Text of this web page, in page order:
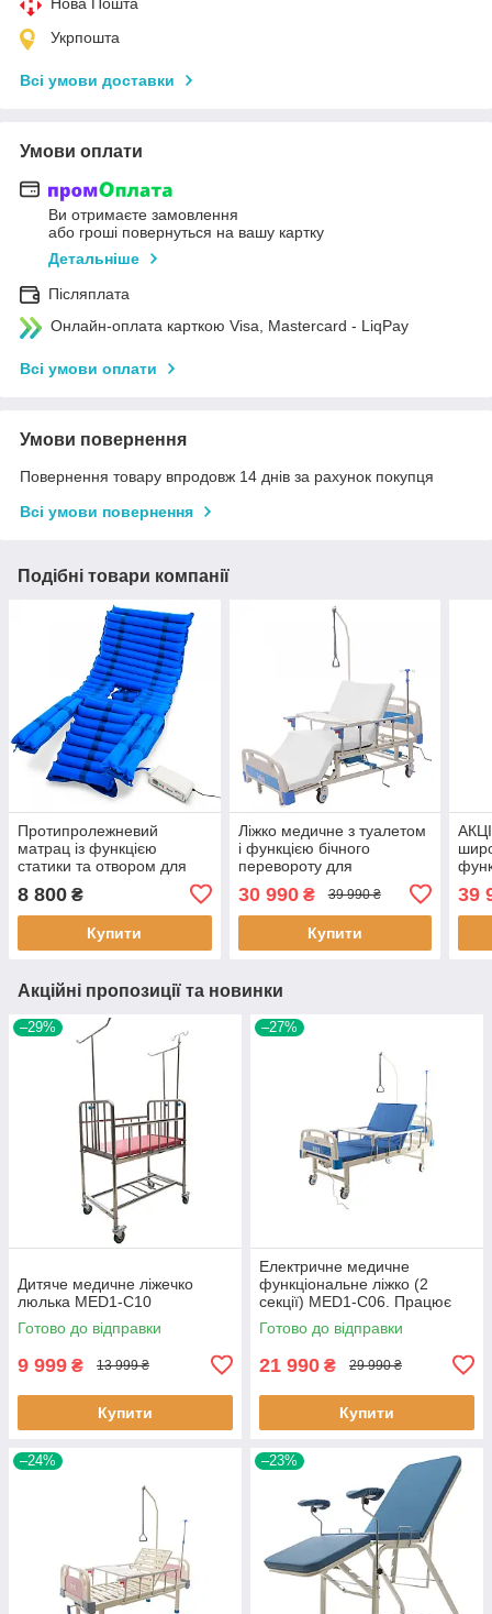
Укрпошта
Всі умови доставки
Умови оплати
Ви отримаєте замовлення
або гроші повернуться на вашу картку
Детальніше
Післяплата
Онлайн-оплата карткою Visa, Mastercard - LiqPay
Всі умови оплати
Умови повернення
Повернення товару впродовж 14 днів за рахунок покупця
Всі умови повернення
Подібні товари компанії
Протипролежневий
матрац із функцією
статики та отвором для
туалету для ліжка MED1-
H05. Працює без світла
8 800 ₴
Купити
Ліжко медичне з туалетом
і функцією бічного
перевороту для
(відеообзор)
30 990₴ 39 990 ₴
Купити
39
Акційні пропозиції та новинки
–29%
Дитяче медичне ліжечко
люлька MED1-C10
Готово до відправки
9 999 ₴ 13 999 ₴
Купити
–27%
Електричне медичне
функціональне ліжко (2
секції) MED1-С06. Працює
без світла
Готово до відправки
21 990 ₴ 29 990 ₴
Купити
–24% –23%